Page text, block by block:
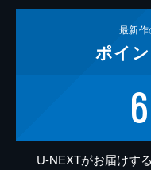
最新作
ポイ
U-NEXTがお届けす